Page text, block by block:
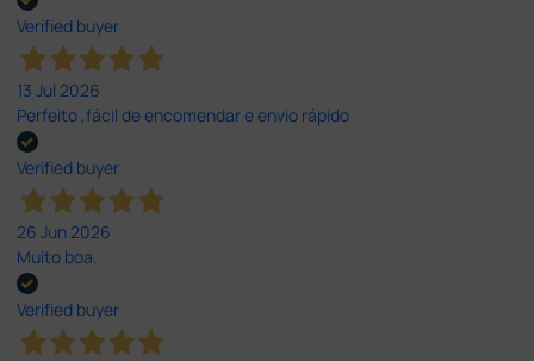
Verified buyer
13 Jul 2026
Perfeito ,fácil de encomendar e envio rápido
Verified buyer
26 Jun 2026
Muito boa.
Verified buyer